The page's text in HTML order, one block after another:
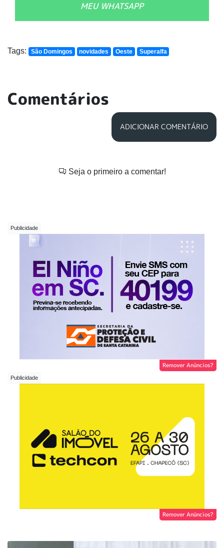
MEU WHATSAPP
Tags: São Domingos novidades Oeste Superalfa
Comentários
ADICIONAR COMENTÁRIO
Seja o primeiro a comentar!
Remover Anúncios?
Remover Anúncios?